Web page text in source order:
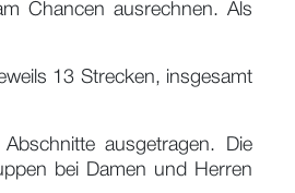
Chancen ausrechnen. Als
13 Strecken, insgesamt
ausgetragen. Die
bei Damen und Herren